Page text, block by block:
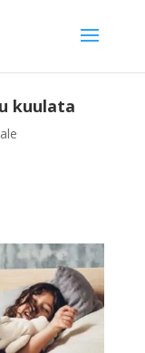
kuulata